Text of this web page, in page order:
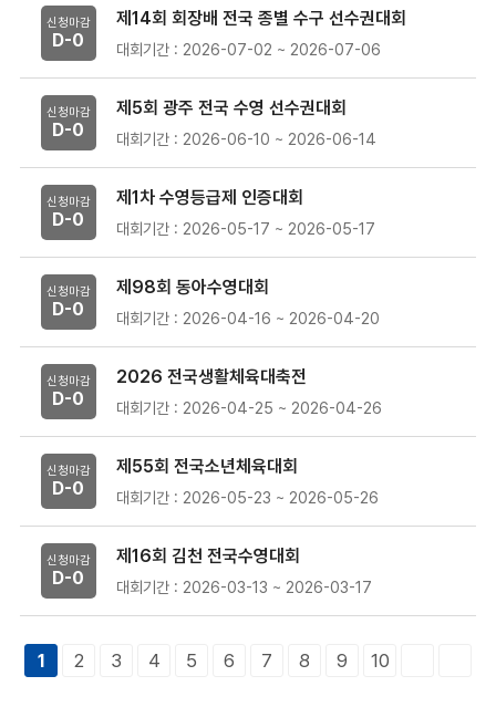
신청마감
D-0
제14회 회장배 전국 종별 수구 선수권대회
대회기간 : 2026-07-02 ~ 2026-07-06
신청마감
D-0
제5회 광주 전국 수영 선수권대회
대회기간 : 2026-06-10 ~ 2026-06-14
신청마감
D-0
제1차 수영등급제 인증대회
대회기간 : 2026-05-17 ~ 2026-05-17
신청마감
D-0
제98회 동아수영대회
대회기간 : 2026-04-16 ~ 2026-04-20
신청마감
D-0
2026 전국생활체육대축전
대회기간 : 2026-04-25 ~ 2026-04-26
신청마감
D-0
제55회 전국소년체육대회
대회기간 : 2026-05-23 ~ 2026-05-26
신청마감
D-0
제16회 김천 전국수영대회
대회기간 : 2026-03-13 ~ 2026-03-17
1 2 3 4 5 6 7 8 9 10